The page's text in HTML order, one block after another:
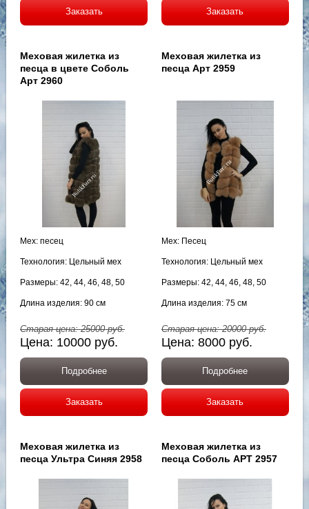
Заказать Заказать
Меховая жилетка из
песца в цвете Соболь
Арт 2960
Мех: песец
Технология: Цельный мех
Размеры: 42, 44, 46, 48, 50
Длина изделия: 90 см
Старая цена:25000руб.
Цена: 10000 руб.
Подробнее
Заказать
Меховая жилетка из
песца Арт 2959
Мех: Песец
Технология: Цельный мех
Размеры: 42, 44, 46, 48, 50
Длина изделия: 75 см
Старая цена:20000руб.
Цена: 8000 руб.
Подробнее
Заказать
Меховая жилетка из
песца Ультра Синяя 2958
Меховая жилетка из
песца Соболь АРТ 2957